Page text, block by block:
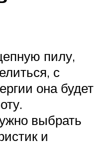
пилу,
с
она будет
выбрать
и